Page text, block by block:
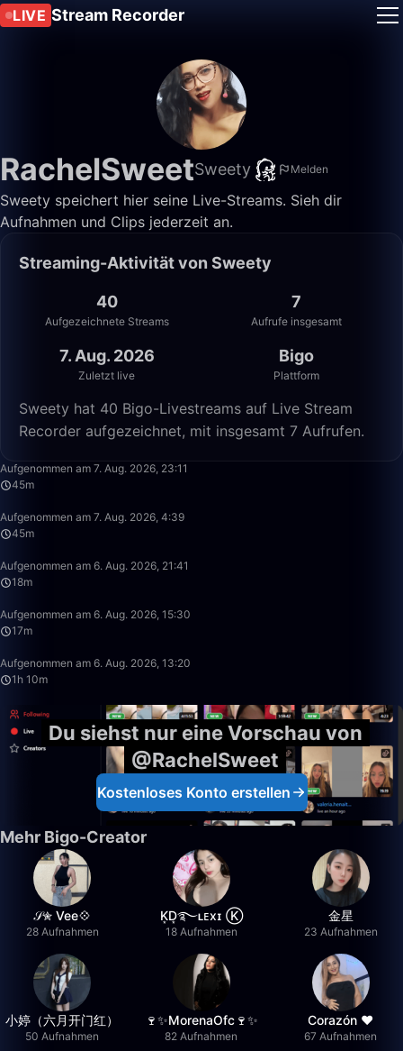
LIVE Stream Recorder
RachelSweetSweety Melden
Sweety speichert hier seine Live-Streams. Sieh dir
Aufnahmen und Clips jederzeit an.
Streaming-Aktivität von Sweety
40
Aufgezeichnete Streams
7
Aufrufe insgesamt
7. Aug. 2026
Zuletzt live
Bigo
Plattform
Sweety hat 40 Bigo-Livestreams auf Live Stream
Recorder aufgezeichnet, mit insgesamt 7 Aufrufen.
Aufgenommen am 7. Aug. 2026, 23:11
45m
Aufgenommen am 7. Aug. 2026, 4:39
45m
Aufgenommen am 6. Aug. 2026, 21:41
18m
Aufgenommen am 6. Aug. 2026, 15:30
17m
Aufgenommen am 6. Aug. 2026, 13:20
1h 10m
Du siehst nur eine Vorschau von
@RachelSweet
Kostenloses Konto erstellen
Mehr Bigo-Creator
𝒮✮ Vee💠
28 Aufnahmen
K͙D͙࿐ʟᴇxɪ Ⓚ
18 Aufnahmen
金星
23 Aufnahmen
小婷（六月开门红）
50 Aufnahmen
🍷✨MorenaOfc🍷✨
82 Aufnahmen
Corazón ♥
67 Aufnahmen